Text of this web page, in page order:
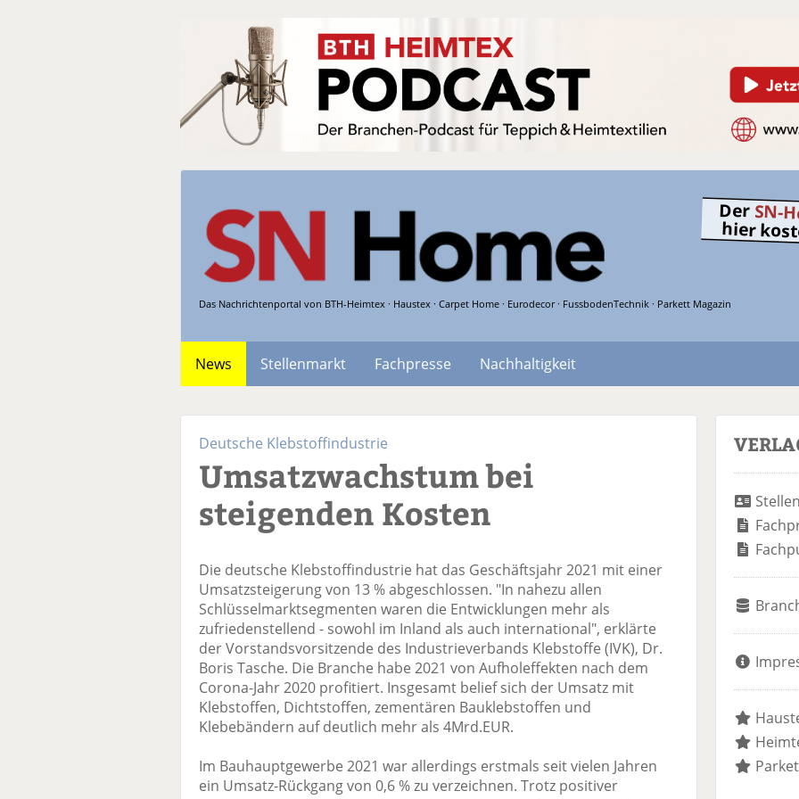
Das Nachrichtenportal von BTH-Heimtex · Haustex · Carpet Home · Eurodecor · FussbodenTechnik · Parkett Magazin
Der SN-
hier
News Stellenmarkt Fachpresse
Nachhaltigkeit
Deutsche Klebstoffindustrie
Umsatzwachstum bei
steigenden Kosten
Die deutsche Klebstoffindustrie hat das Geschäftsjahr 2021 mit einer
Umsatzsteigerung von 13 % abgeschlossen. "In nahezu allen
Schlüsselmarktsegmenten waren die Entwicklungen mehr als
zufriedenstellend - sowohl im Inland als auch international", erklärte
der Vorstandsvorsitzende des Industrieverbands Klebstoffe (IVK), Dr.
Boris Tasche. Die Branche habe 2021 von Aufholeffekten nach dem
Corona-Jahr 2020 profitiert. Insgesamt belief sich der Umsatz mit
Klebstoffen, Dichtstoffen, zementären Bauklebstoffen und
Klebebändern auf deutlich mehr als 4Mrd.EUR.
Im Bauhauptgewerbe 2021 war allerdings erstmals seit vielen Jahren
ein Umsatz-Rückgang von 0,6 % zu verzeichnen. Trotz positiver